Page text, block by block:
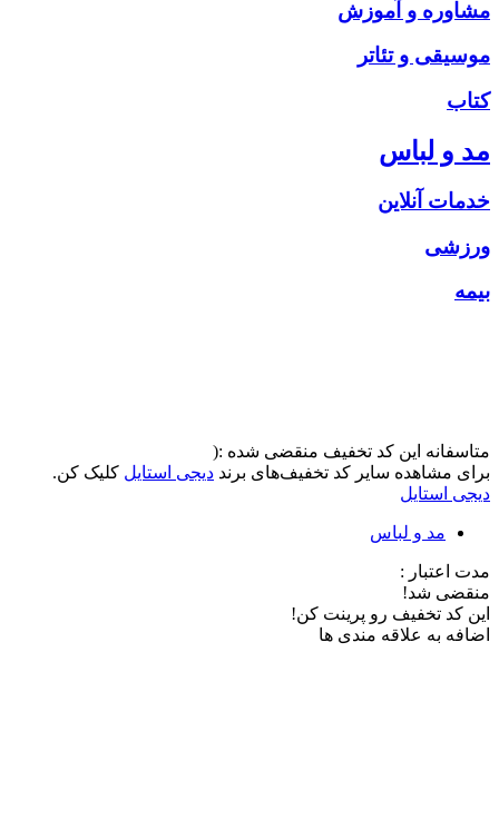
مشاوره و آموزش
موسیقی و تئاتر
کتاب
مد و لباس
خدمات آنلاین
ورزشی
بیمه
متاسفانه این کد تخفیف منقضی شده :(
برای مشاهده سایر کد تخفیف‌های برند دیجی استایل کلیک کن.
دیجی استایل
مد و لباس
مدت اعتبار :
منقضی شد!
این کد تخفیف رو پرینت کن!
اضافه به علاقه مندی ها